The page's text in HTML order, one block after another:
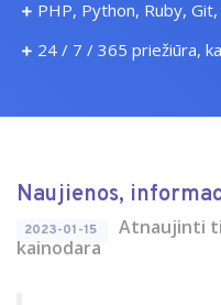
PHP, Python, Ruby, Git,
24 / 7 / 365 priežiūra,
Naujienos,
2023-01-15
Atnaujinti
kainodara